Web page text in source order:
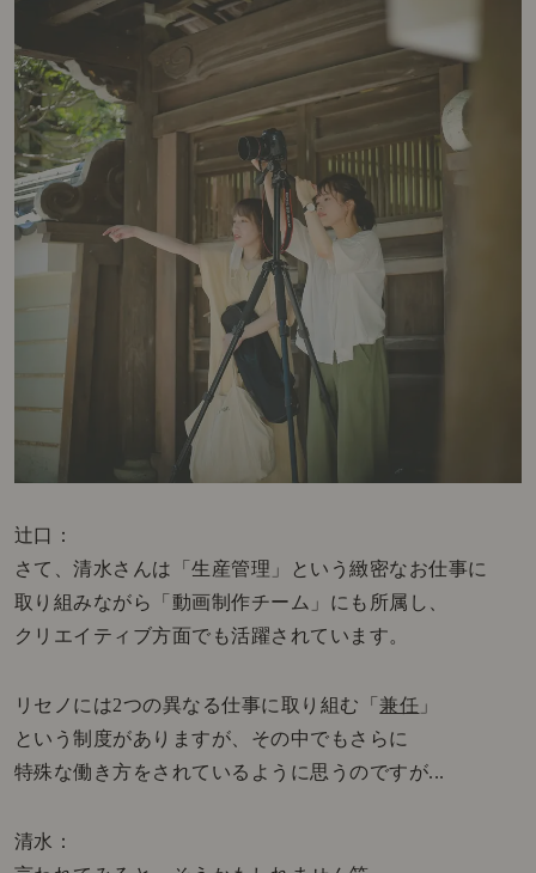
辻口：
さて、清水さんは「生産管理」という緻密なお仕事に
取り組みながら「動画制作チーム」にも所属し、
クリエイティブ方面でも活躍されています。
リセノには2つの異なる仕事に取り組む「兼任 」
という制度がありますが、その中でもさらに
特殊な働き方をされているように思うのですが...
清水：